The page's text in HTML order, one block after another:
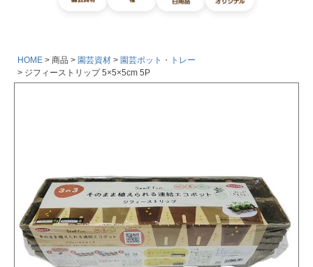
HOME 商品 園芸資材
園芸ポット・トレー
ジフィーストリップ 5×5×5cm 5P